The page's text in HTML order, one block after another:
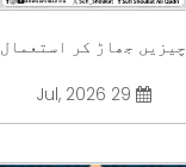
چیزیں جھاڑ کر استعمال